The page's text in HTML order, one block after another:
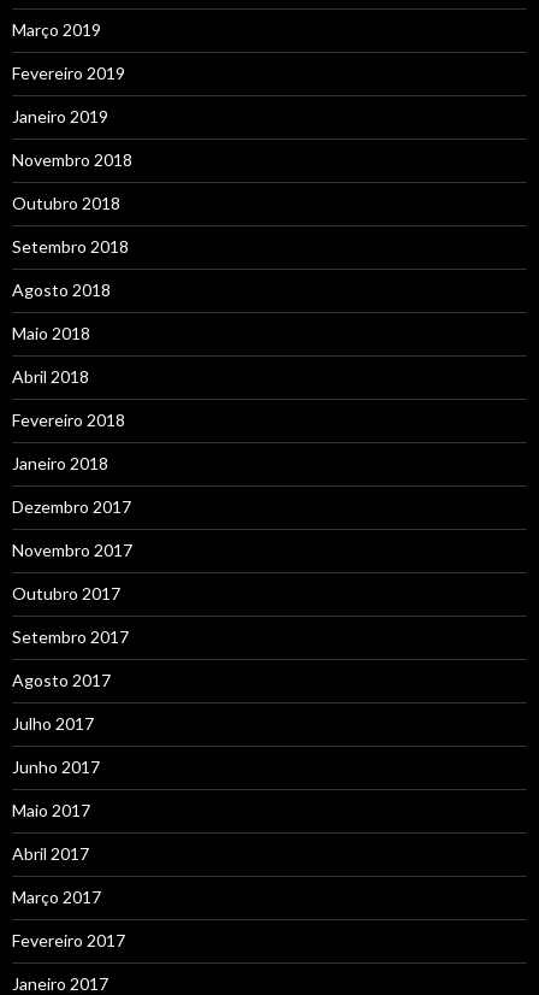
Março 2019
Fevereiro 2019
Janeiro 2019
Novembro 2018
Outubro 2018
Setembro 2018
Agosto 2018
Maio 2018
Abril 2018
Fevereiro 2018
Janeiro 2018
Dezembro 2017
Novembro 2017
Outubro 2017
Setembro 2017
Agosto 2017
Julho 2017
Junho 2017
Maio 2017
Abril 2017
Março 2017
Fevereiro 2017
Janeiro 2017